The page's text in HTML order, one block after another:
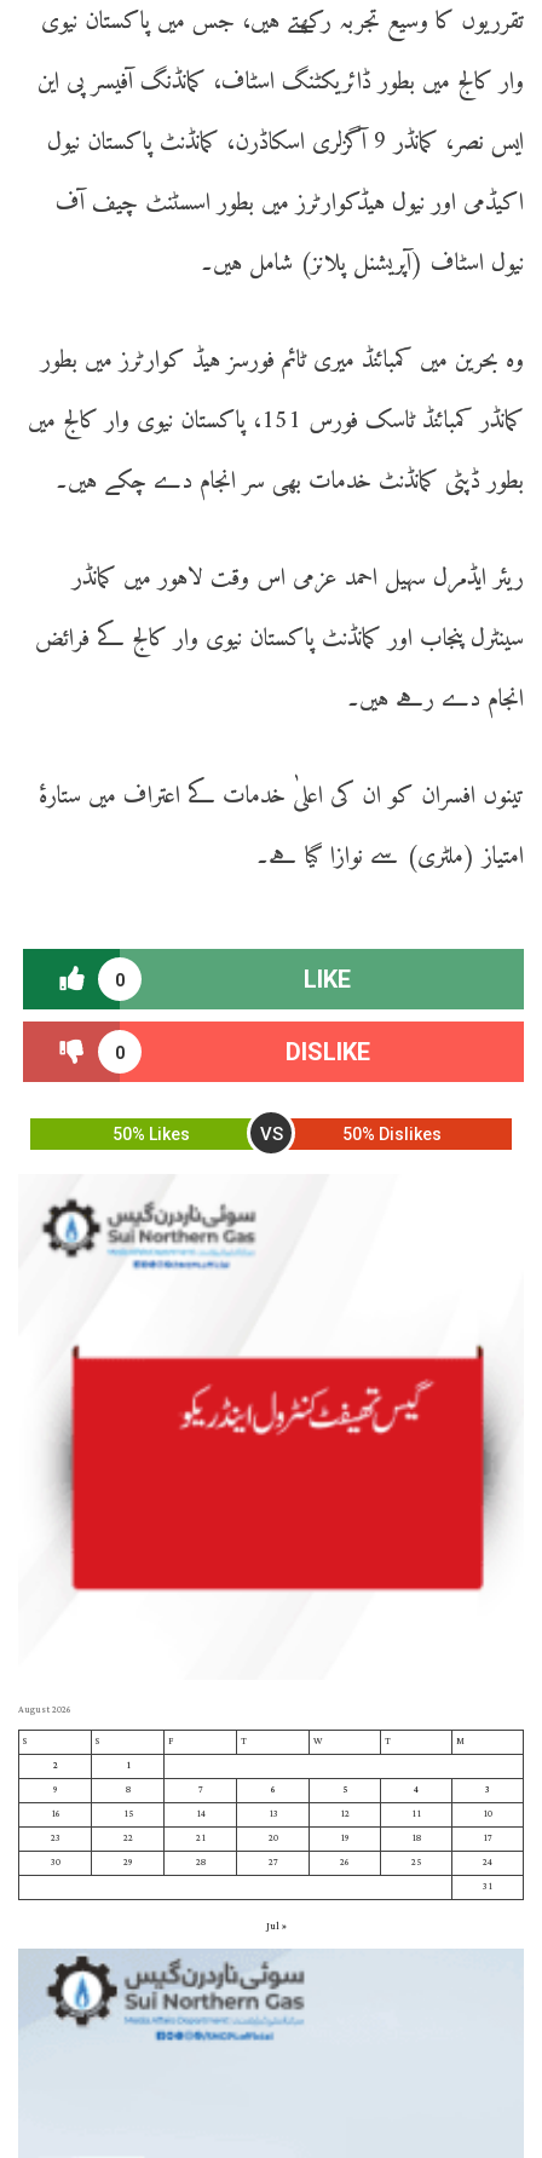
تقرریوں کا وسیع تجربہ رکھتے ہیں، جس میں پاکستان نیوی
وار کالج میں بطور ڈائریکٹنگ اسٹاف، کمانڈنگ آفیسر پی این
ایس نصر، کمانڈر 9 آگزلری اسکاڈرن، کمانڈنٹ پاکستان نیول
اکیڈمی اور نیول ہیڈکوارٹرز میں بطور اسسٹنٹ چیف آف
نیول اسٹاف (آپریشنل پلانز) شامل ہیں۔
وہ بحرین میں کمبائنڈ میری ٹائم فورسز ہیڈ کوارٹرز میں بطور
کمانڈر کمبائنڈ ٹاسک فورس 151، پاکستان نیوی وار کالج میں
بطور ڈپٹی کمانڈنٹ خدمات بھی سر انجام دے چکے ہیں۔
ریئر ایڈمرل سہیل احمد عزمی اس وقت لاہور میں کمانڈر
سینٹرل پنجاب اور کمانڈنٹ پاکستان نیوی وار کالج کے فرائض
انجام دے رہے ہیں۔
تینوں افسران کو ان کی اعلیٰ خدمات کے اعتراف میں ستارۂ
امتیاز (ملٹری) سے نوازا گیا ہے۔
0 LIKE
0 DISLIKE
50% Likes VS 50% Dislikes
August 2026
M
T
W
T
F
S
S
1
2
3
4
5
6
7
8
9
10
11
12
13
14
15
16
17
18
19
20
21
22
23
24
25
26
27
28
29
30
31
« Jul